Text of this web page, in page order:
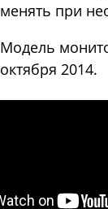
менять при
Модель
октября 2014.